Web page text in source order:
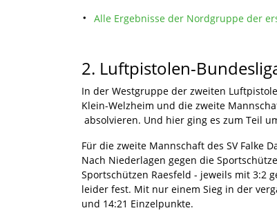
Alle Ergebnisse der Nordgruppe der
2. Luftpistolen-
In der Westgruppe der zweiten
Klein-Welzheim und die zweite
absolvieren. Und hier ging es zum Teil
Für die zweite Mannschaft des SV Falke
Nach Niederlagen gegen die
Sportschützen Raesfeld - jeweils mit 3:2
leider fest. Mit nur einem Sieg in der
und 14:21 Einzelpunkte.